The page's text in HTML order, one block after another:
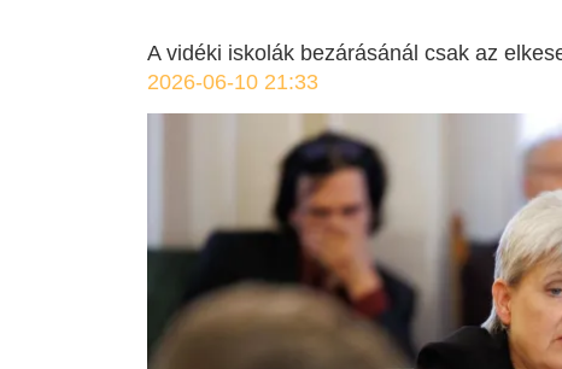
A vidéki iskolák bezárásánál csak az
2026-06-10 21:33